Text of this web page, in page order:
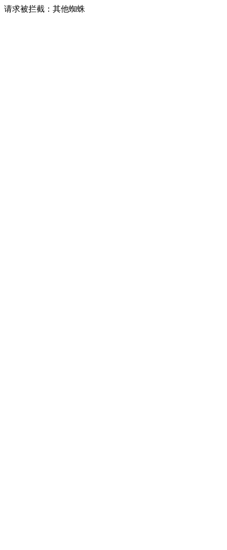
请求被拦截：其他蜘蛛